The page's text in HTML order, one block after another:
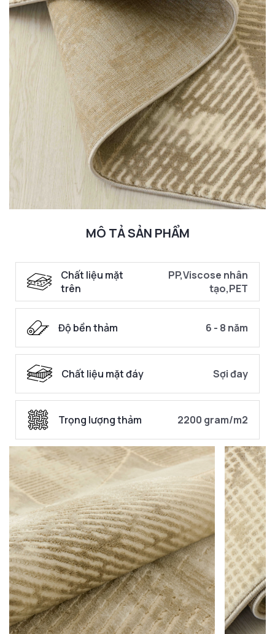
MÔ TẢ SẢN PHẨM
Chất liệu mặt
trên
PP,Viscose nhân
tạo,PET
Độ bền thảm 6 - 8 năm
Chất liệu mặt đáy Sợi đay
Trọng lượng thảm 2200 gram/m2